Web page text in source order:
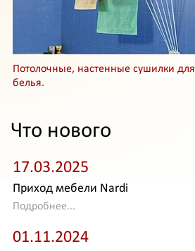
Потолочные, настенные сушилки для
белья.
Что нового
17.03.2025
Приход мебели Nardi
Подробнее...
01.11.2024